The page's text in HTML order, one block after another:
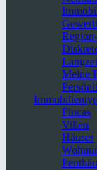
Meine
Fincas
Villen
Häuser